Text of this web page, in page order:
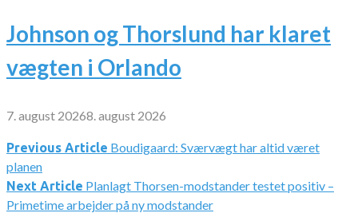
Johnson og Thorslund har klaret
vægten i Orlando
7. august 20268. august 2026
Indlægsnavigation
Previous Article Boudigaard: Sværvægt har altid været
planen
Next Article Planlagt Thorsen-modstander testet positiv –
Primetime arbejder på ny modstander